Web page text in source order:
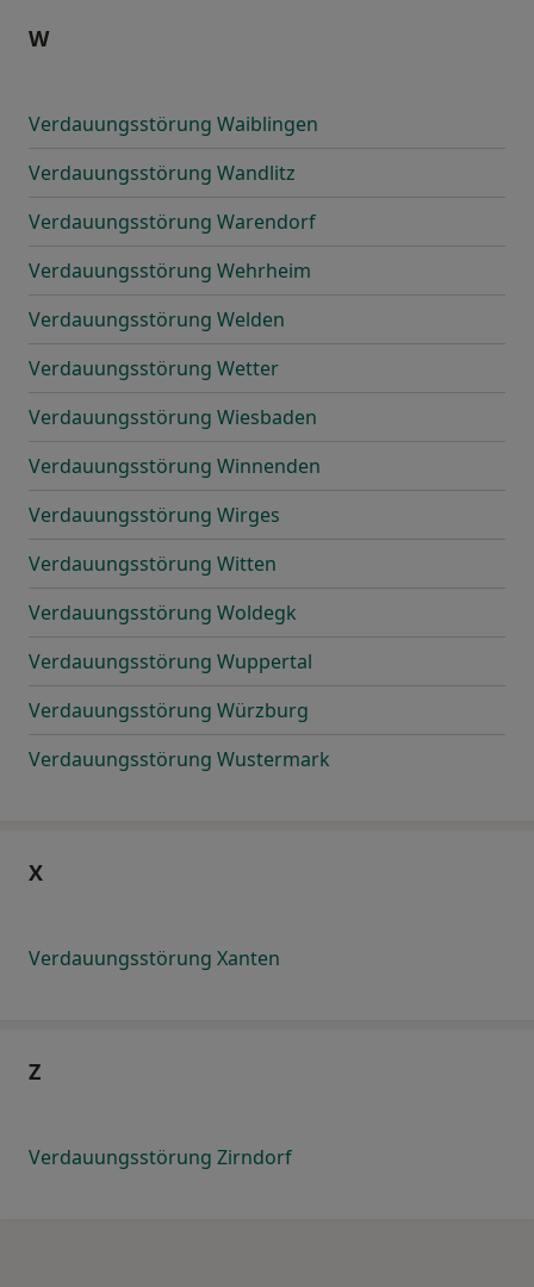
W
Verdauungsstörung Waiblingen
Verdauungsstörung Wandlitz
Verdauungsstörung Warendorf
Verdauungsstörung Wehrheim
Verdauungsstörung Welden
Verdauungsstörung Wetter
Verdauungsstörung Wiesbaden
Verdauungsstörung Winnenden
Verdauungsstörung Wirges
Verdauungsstörung Witten
Verdauungsstörung Woldegk
Verdauungsstörung Wuppertal
Verdauungsstörung Würzburg
Verdauungsstörung Wustermark
X
Verdauungsstörung Xanten
Z
Verdauungsstörung Zirndorf